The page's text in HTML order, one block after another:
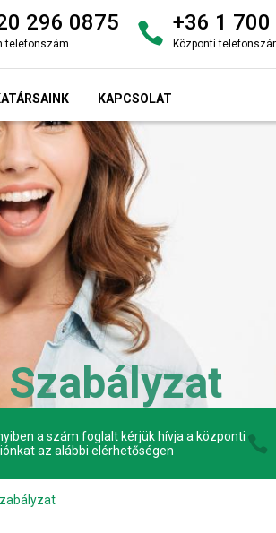
296 0875
telefonszám
+36 1 700
Központi
KAPCSOLAT
a szám foglalt kérjük hívja a központi
az alábbi elérhetőségen